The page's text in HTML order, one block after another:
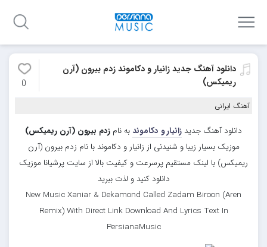
دانلود آهنگ جدید زانیار و دکاموند زدم بیرون (آرن
ریمیکس)
0
آهنگ ایرانی
دانلود آهنگ جدید زانیار و دکاموند به نام زدم بیرون (آرن ریمیکس)
موزیک بسیار زیبا و شنیدنی از زانیار و دکاموند با نام زدم بیرون (آرن
ریمیکس) با لینک مستقیم پرسرعت و کیفیت بالا از سایت پرشیانا موزیک
دانلود کنید و لذت ببرید
New Music Xaniar & Dekamond Called Zadam Biroon (Aren
Remix) With Direct Link Download And Lyrics Text In
PersianaMusic